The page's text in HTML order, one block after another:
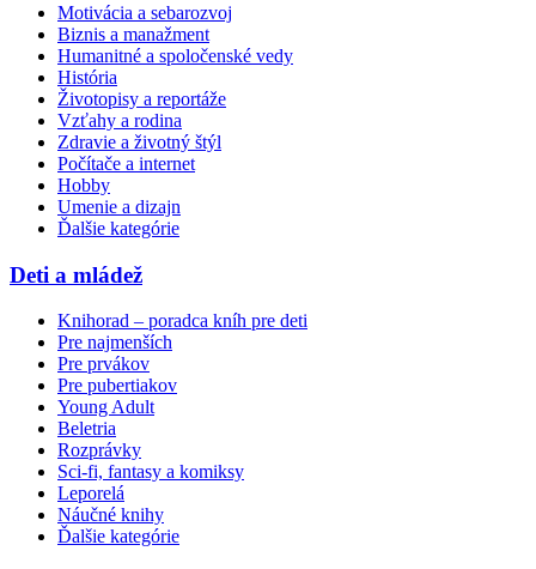
Motivácia a sebarozvoj
Biznis a manažment
Humanitné a spoločenské vedy
História
Životopisy a reportáže
Vzťahy a rodina
Zdravie a životný štýl
Počítače a internet
Hobby
Umenie a dizajn
Ďalšie kategórie
Deti a mládež
Knihorad – poradca kníh pre deti
Pre najmenších
Pre prvákov
Pre pubertiakov
Young Adult
Beletria
Rozprávky
Sci-fi, fantasy a komiksy
Leporelá
Náučné knihy
Ďalšie kategórie